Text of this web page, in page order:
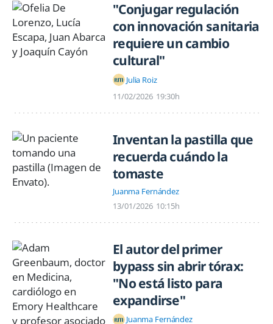
"Conjugar regulación
con innovación sanitaria
requiere un cambio
cultural"
Julia Roiz
11/02/2026 19:30h
Inventan la pastilla que
recuerda cuándo la
tomaste
Juanma Fernández
13/01/2026 10:15h
El autor del primer
bypass sin abrir tórax:
"No está listo para
expandirse"
Juanma Fernández